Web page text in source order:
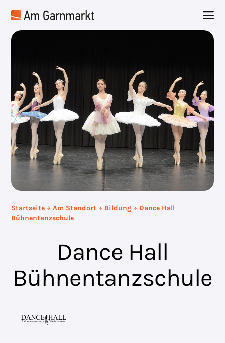
Inhalt
Startseite Am Standort Bildung
Dance Hall
Bühnentanzschule
Dance Hall
Bühnentanzschule